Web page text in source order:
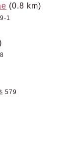
(0.8 km)
1
579